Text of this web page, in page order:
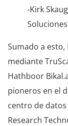
-Kirk
Sumado a
mediante
Hathboor
pioneros en el
centro de
Research